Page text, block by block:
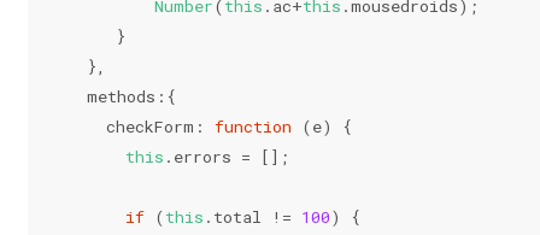
Number( this .ac+this .mousedroids);
     }
  },
  methods:{
    checkForm:
function ( e)
{
this .errors = [];
if ( this .total != 100) {